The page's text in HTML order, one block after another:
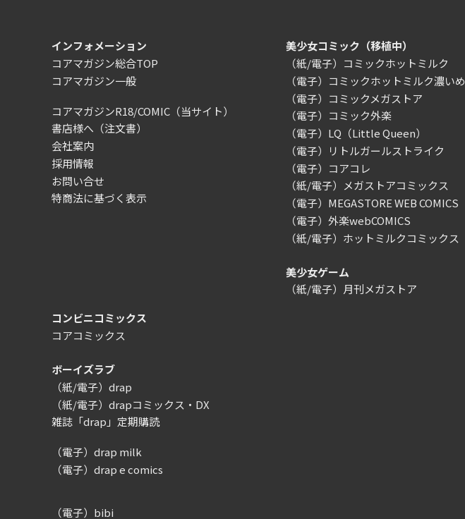
インフォメーション
コアマガジン総合TOP
コアマガジン一般
コアマガジンR18/COMIC（当サイト）
書店様へ（注文書）
会社案内
採用情報
お問い合せ
特商法に基づく表示
美少女コミック（移植中）
（紙/電子）コミックホットミルク
（電子）コミックホットミルク濃いめ
（電子）コミックメガストア
（電子）コミック外楽
（電子）LQ（Little Queen）
（電子）リトルガールストライク
（電子）コアコレ
（紙/電子）メガストアコミックス
（電子）MEGASTORE WEB COMICS
（電子）外楽webCOMICS
（紙/電子）ホットミルクコミックス
美少女ゲーム
（紙/電子）月刊メガストア
コンビニコミックス
コアコミックス
ボーイズラブ
（紙/電子）drap
（紙/電子）drapコミックス・DX
雑誌「drap」定期購読
（電子）drap milk
（電子）drap e comics
（電子）bibi